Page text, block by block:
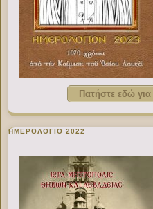
Πατήστε εδώ για
ΗΜΕΡΟΛΟΓΙΟ 2022